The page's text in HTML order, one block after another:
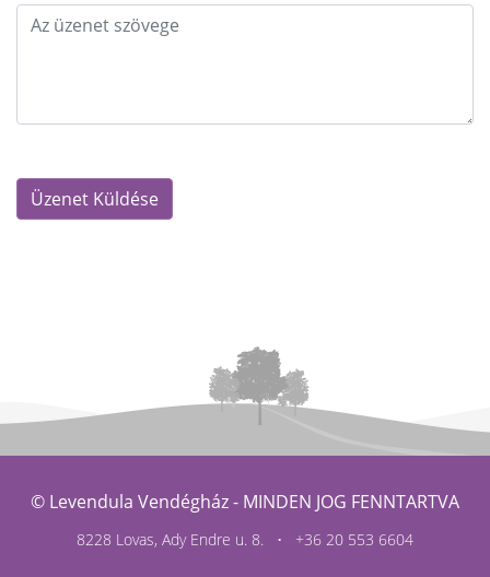
© Levendula Vendégház - MINDEN JOG FENNTARTVA
8228 Lovas, Ady Endre u. 8. • +36 20 553 6604